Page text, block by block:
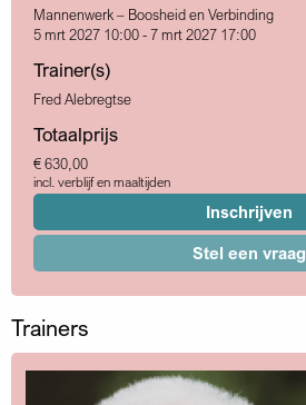
Mannenwerk – Boosheid en Verbinding
5 mrt 2027 10:00 - 7 mrt 2027 17:00
Trainer(s)
Fred Alebregtse
Totaalprijs
€ 630,00
incl. verblijf en maaltijden
Inschrijven
Stel een vraag
Trainers